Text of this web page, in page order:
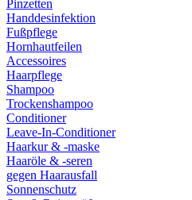
Pinzetten
Handdesinfektion
Fußpflege
Hornhautfeilen
Accessoires
Haarpflege
Shampoo
Trockenshampoo
Conditioner
Leave-In-Conditioner
Haarkur & -maske
Haaröle & -seren
gegen Haarausfall
Sonnenschutz